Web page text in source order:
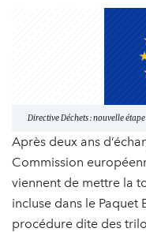
Directive Déchets : nouvelle
Après deux ans
Commission
viennent de mettre la
incluse dans le Paquet
procédure dite des